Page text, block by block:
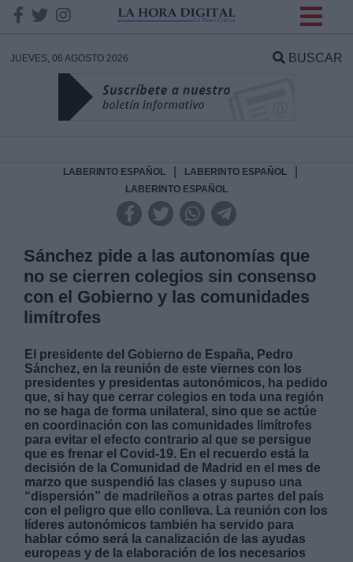
JUEVES, 06 AGOSTO 2026 BUSCAR
LABERINTO ESPAÑOL LABERINTO ESPAÑOL
LABERINTO ESPAÑOL
Sánchez pide a las autonomías que
no se cierren colegios sin consenso
con el Gobierno y las comunidades
limítrofes
El presidente del Gobierno de España, Pedro
Sánchez, en la reunión de este viernes con los
presidentes y presidentas autonómicos, ha pedido
que, si hay que cerrar colegios en toda una región
no se haga de forma unilateral, sino que se actúe
en coordinación con las comunidades limítrofes
para evitar el efecto contrario al que se persigue
que es frenar el Covid-19. En el recuerdo está la
decisión de la Comunidad de Madrid en el mes de
marzo que suspendió las clases y supuso una
“dispersión” de madrileños a otras partes del país
con el peligro que ello conlleva. La reunión con los
líderes autonómicos también ha servido para
hablar cómo será la canalización de las ayudas
europeas y de la elaboración de los necesarios
DATOS
Responsable:
Destinatarios:
Derechos:
link
Información adicional
link